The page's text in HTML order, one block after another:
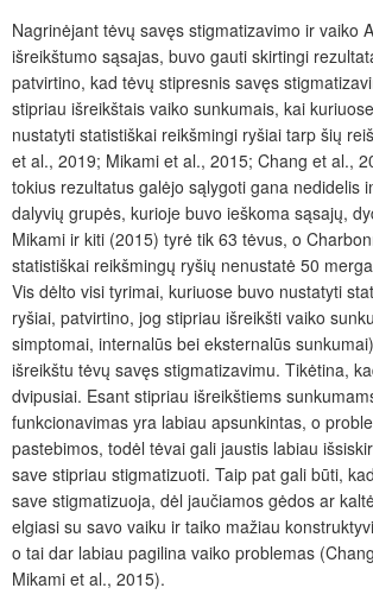
Nagrinėjant tėvų savęs stigmatizavimo ir vaiko
išreikštumo sąsajas, buvo gauti skirtingi
patvirtino, kad tėvų stipresnis savęs
stipriau išreikštais vaiko sunkumais, kai
nustatyti statistiškai reikšmingi ryšiai tarp šių
et al., 2019; Mikami et al., 2015; Chang et al.,
tokius rezultatus galėjo sąlygoti gana nedidelis
dalyvių grupės, kurioje buvo ieškoma sąsajų,
Mikami ir kiti (2015) tyrė tik 63 tėvus, o
statistiškai reikšmingų ryšių nenustatė 50
Vis dėlto visi tyrimai, kuriuose buvo nustatyti
ryšiai, patvirtino, jog stipriau išreikšti vaiko
simptomai, internalūs bei eksternalūs
išreikštu tėvų savęs stigmatizavimu. Tikėtina,
dvipusiai. Esant stipriau išreikštiems
funkcionavimas yra labiau apsunkintas, o
pastebimos, todėl tėvai gali jaustis labiau
save stipriau stigmatizuoti. Taip pat gali būti,
save stigmatizuoja, dėl jaučiamos gėdos ar
elgiasi su savo vaiku ir taiko mažiau
o tai dar labiau pagilina vaiko problemas
Mikami et al., 2015).